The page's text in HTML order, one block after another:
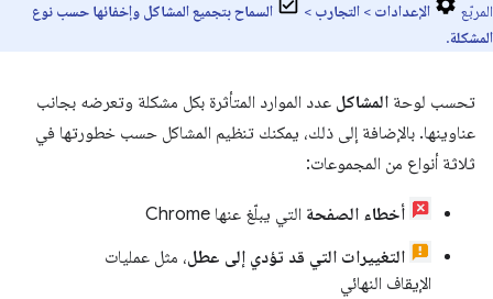
المربّع
الإعدادات > التجارب >
السماح بتجميع المشاكل وإخفائها حسب نوع
المشكلة.
تحسب لوحة المشاكل عدد الموارد المتأثرة بكل مشكلة وتعرضه بجانب
عناوينها. بالإضافة إلى ذلك، يمكنك تنظيم المشاكل حسب خطورتها في
ثلاثة أنواع من المجموعات:
أخطاء الصفحة التي يبلّغ عنها Chrome
التغييرات التي قد تؤدي إلى عطل، مثل عمليات
الإيقاف النهائي